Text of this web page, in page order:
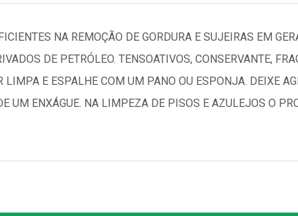
NA REMOÇÃO DE GORDURA E SUJEIRAS EM
DE PETRÓLEO. TENSOATIVOS, CONSERVANTE,
E ESPALHE COM UM PANO OU ESPONJA. DEIXE
UM ENXÁGUE. NA LIMPEZA DE PISOS E AZULEJOS O